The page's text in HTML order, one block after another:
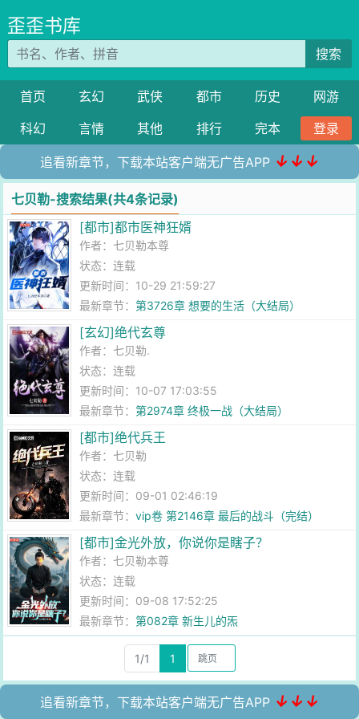
歪歪书库
搜索
首页 玄幻 武侠 都市 历史
网游
科幻
言情 其他 排行 完本 登录
追看新章节，下载本站客户端无广告APP ↓↓↓
七贝勒-搜索结果(共4条记录)
[都市]都市医神狂婿
作者：七贝勒本尊
状态：连载
更新时间：10-29 21:59:27
最新章节：第3726章 想要的生活（大结局）
[玄幻]绝代玄尊
作者：七贝勒.
状态：连载
更新时间：10-07 17:03:55
最新章节：第2974章 终极一战（大结局）
[都市]绝代兵王
作者：七贝勒
状态：连载
更新时间：09-01 02:46:19
最新章节：vip卷 第2146章 最后的战斗（完结）
[都市]金光外放，你说你是瞎子？
作者：七贝勒本尊
状态：连载
更新时间：09-08 17:52:25
最新章节：第082章 新生儿的炁
1/1 1
追看新章节，下载本站客户端无广告APP ↓↓↓